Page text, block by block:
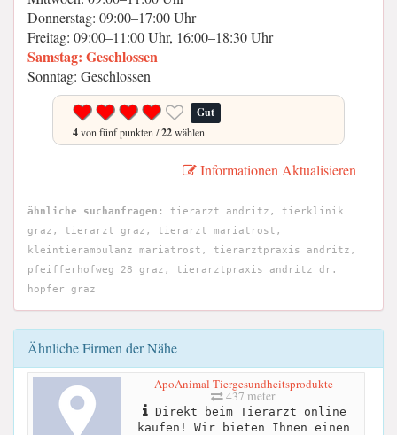
Donnerstag: 09:00–17:00 Uhr
Freitag: 09:00–11:00 Uhr, 16:00–18:30 Uhr
Samstag: Geschlossen
Sonntag: Geschlossen
Gut
4von fünf punkten /22wählen.
Informationen Aktualisieren
ähnliche suchanfragen:
tierarzt andritz, tierklinik
graz, tierarzt graz, tierarzt mariatrost,
kleintierambulanz mariatrost, tierarztpraxis andritz,
pfeifferhofweg 28 graz, tierarztpraxis andritz dr.
hopfer graz
Ähnliche Firmen der Nähe
ApoAnimal Tiergesundheitsprodukte
437 meter
Direkt beim Tierarzt online
kaufen! Wir bieten Ihnen einen